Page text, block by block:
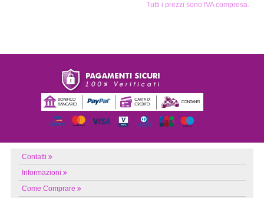
Tutti i prezzi sono IVA compresa.
Contatti
Informazioni
Come Comprare